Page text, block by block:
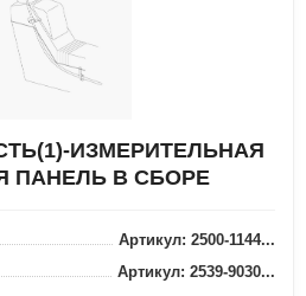
ИЗМЕРИТЕЛЬНАЯ
ПАНЕЛЬ В СБОРЕ
Артикул: 2500-1144...
Артикул: 2539-9030...